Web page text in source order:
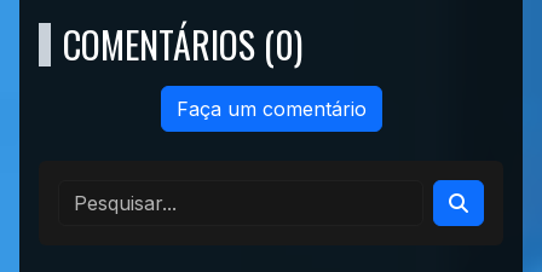
COMENTÁRIOS (0)
Faça um comentário